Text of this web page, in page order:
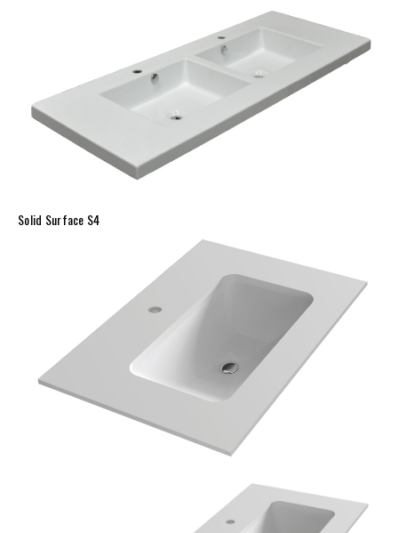
Solid Surface S4